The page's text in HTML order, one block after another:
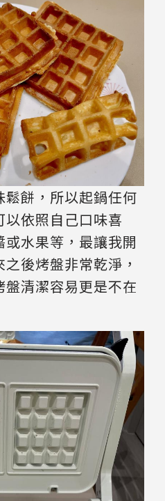
餅，所以起鍋任何
依照自己口味喜
水果等，最讓我開
後烤盤非常乾淨，
清潔容易更是不在